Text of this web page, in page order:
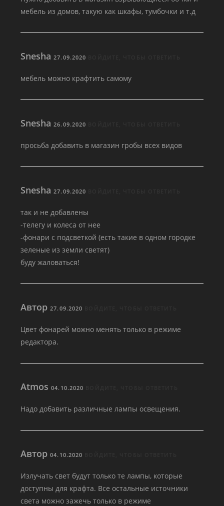
мебель из домов, такую как шкафы, тумбочки и т.д
Snesha 27.09.2020
мебель можно крафтить самому
Snesha 26.09.2020
просьба добавить в магазин гробы всех видов
Snesha 27.09.2020
так и не добавлены
-телегу и колеса от нее
-фонари с подсветкой (есть такие в одном городке
зеленые из земли светят)
буду жаловаться!
Автор 27.09.2020
Цвет фонарей можно менять только в режиме
редактора.
Atmos04.10.2020
Надо добавить различные лампы освещения.
Автор04.10.2020
Излучать свет будут только те лампы, которые
доступны для крафта. Все остальные источники
света можно зажечь только в режиме